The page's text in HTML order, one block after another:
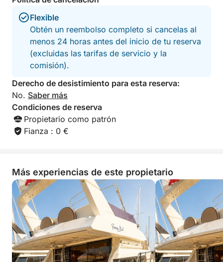
✅ Aperitivo premium de Salento
✅ Almuerzo de mariscos a elegir:
- Risotto de mariscos con lima y jengibre
- Paccheri de mariscos
- Tubettini con ragú de pulpo
- Espaguetis con mejillones o almejas
✅ Refrescos y agua
✅ Música por Bluetooth a bordo
✅ Seguro de pasajeros
✅ Tabla de paddle surf disponible (si está
disponible a bordo)
Flexible
Obtén un reembolso completo si cancelas al
menos 24 horas antes del inicio de tu reserva
(excluidas las tarifas de servicio y la
comisión).
Derecho de desistimiento para esta reserva:
No. Saber más
Condiciones de reserva
Propietario como patrón
Fianza : 0 €
Más experiencias de este propietario